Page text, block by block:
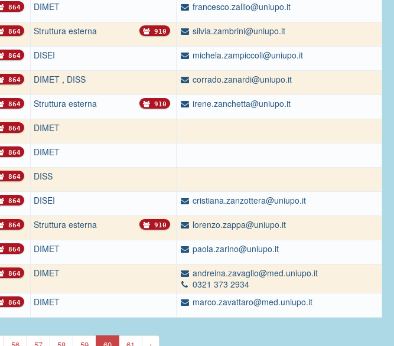
864 DIMET francesco.zallio@uniupo.it
864 Struttura esterna 910 silvia.zambrini@uniupo.it
864 DISEI michela.zampiccoli@uniupo.it
864 DIMET , DISS corrado.zanardi@uniupo.it
864 Struttura esterna 910 irene.zanchetta@uniupo.it
864 DIMET
864 DIMET
864 DISS
864 DISEI cristiana.zanzottera@uniupo.it
864 Struttura esterna 910 lorenzo.zappa@uniupo.it
864 DIMET paola.zarino@uniupo.it
864 DIMET
andreina.zavaglio@med.uniupo.it
0321 373 2934
864 DIMET marco.zavattaro@med.uniupo.it